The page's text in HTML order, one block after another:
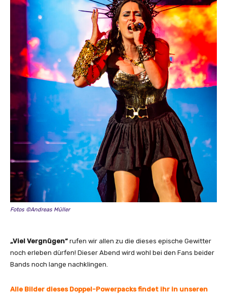
Fotos ©Andreas Müller
„Viel Vergnügen“ rufen wir allen zu die dieses epische Gewitter
noch erleben dürfen! Dieser Abend wird wohl bei den Fans beider
Bands noch lange nachklingen.
Alle Bilder dieses Doppel-Powerpacks findet ihr in unseren